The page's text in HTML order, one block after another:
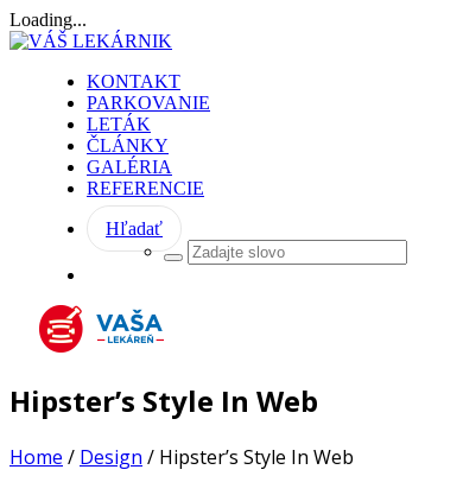
Loading...
KONTAKT
PARKOVANIE
LETÁK
ČLÁNKY
GALÉRIA
REFERENCIE
Hľadať
Hipster’s Style In Web
Home / Design / Hipster’s Style In Web